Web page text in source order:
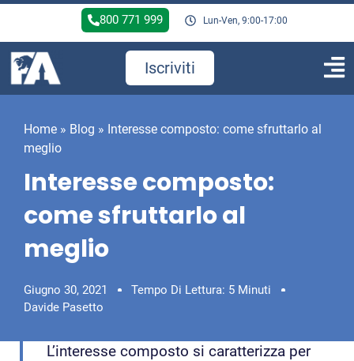
800 771 999 Lun-Ven, 9:00-17:00
Iscriviti
Home » Blog » Interesse composto: come sfruttarlo al
meglio
Interesse composto:
come sfruttarlo al
meglio
Giugno 30, 2021
Tempo Di Lettura: 5 Minuti
Davide Pasetto
L’interesse composto si caratterizza per